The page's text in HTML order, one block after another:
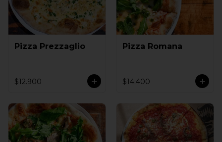
Pizza Prezzaglio
$12.900
Pizza Romana
$14.400